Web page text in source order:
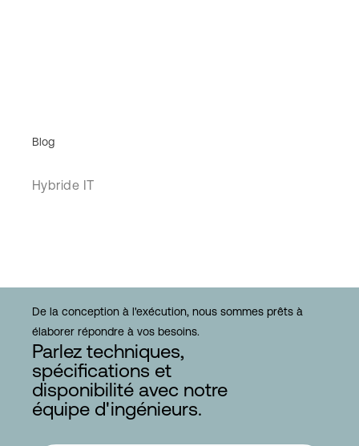
Blog
Hybride IT
De la conception à l'exécution, nous sommes prêts à
élaborer répondre à vos besoins.
Parlez techniques,
spécifications et
disponibilité avec notre
équipe d'ingénieurs.